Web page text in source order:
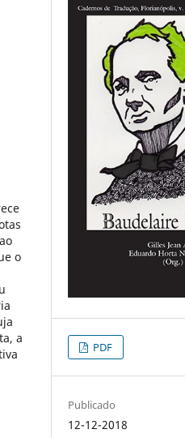
o
a
PDF
Publicado
12-12-2018